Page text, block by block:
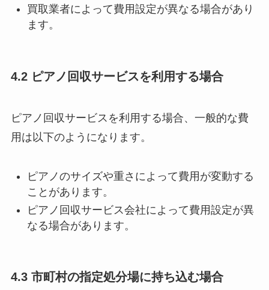
買取業者によって費用設定が異なる場合があり
ます。
4.2 ピアノ回収サービスを利用する場合
ピアノ回収サービスを利用する場合、一般的な費
用は以下のようになります。
ピアノのサイズや重さによって費用が変動する
ことがあります。
ピアノ回収サービス会社によって費用設定が異
なる場合があります。
4.3 市町村の指定処分場に持ち込む場合